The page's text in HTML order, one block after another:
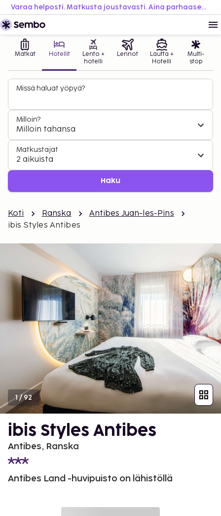
Varaa helposti. Matkusta joustavasti. Aina parhaaseen hintaan.
Matkat Hotellit
Lento +
hotelli
Lennot
Lautta +
Hotelli
Multi-
stop
Missä haluat yöpyä?
Milloin?
Milloin tahansa
Matkustajat
2 aikuista
Haku
Koti Ranska
Antibes Juan-les-Pins
ibis Styles Antibes
1/92
ibis Styles Antibes
Antibes, Ranska
Antibes Land -huvipuisto on lähistöllä